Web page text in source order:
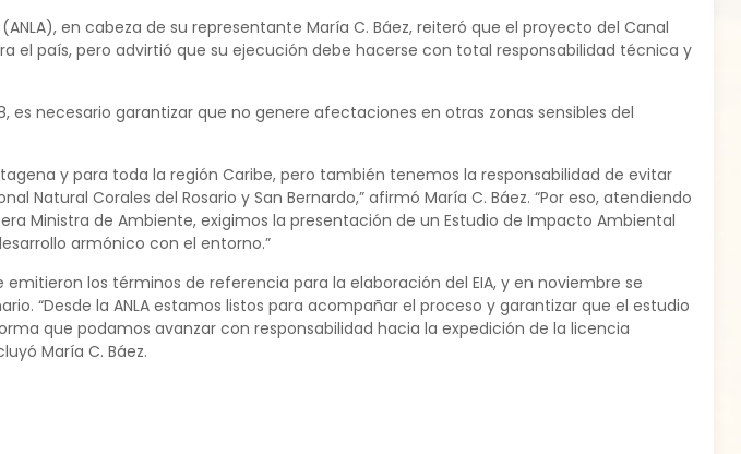
en cabeza de su representante María C. Báez, reiteró que el proyecto del Canal
el país, pero advirtió que su ejecución debe hacerse con total responsabilidad técnica y
es necesario garantizar que no genere afectaciones en otras zonas sensibles del
y para toda la región Caribe, pero también tenemos la responsabilidad de evitar
Natural Corales del Rosario y San Bernardo,” afirmó María C. Báez. “Por eso, atendiendo
Ministra de Ambiente, exigimos la presentación de un Estudio de Impacto Ambiental
armónico con el entorno.”
los términos de referencia para la elaboración del EIA, y en noviembre se
“Desde la ANLA estamos listos para acompañar el proceso y garantizar que el estudio
que podamos avanzar con responsabilidad hacia la expedición de la licencia
María C. Báez.